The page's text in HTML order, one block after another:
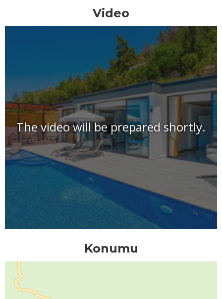
Video
The video will be prepared shortly.
Konumu